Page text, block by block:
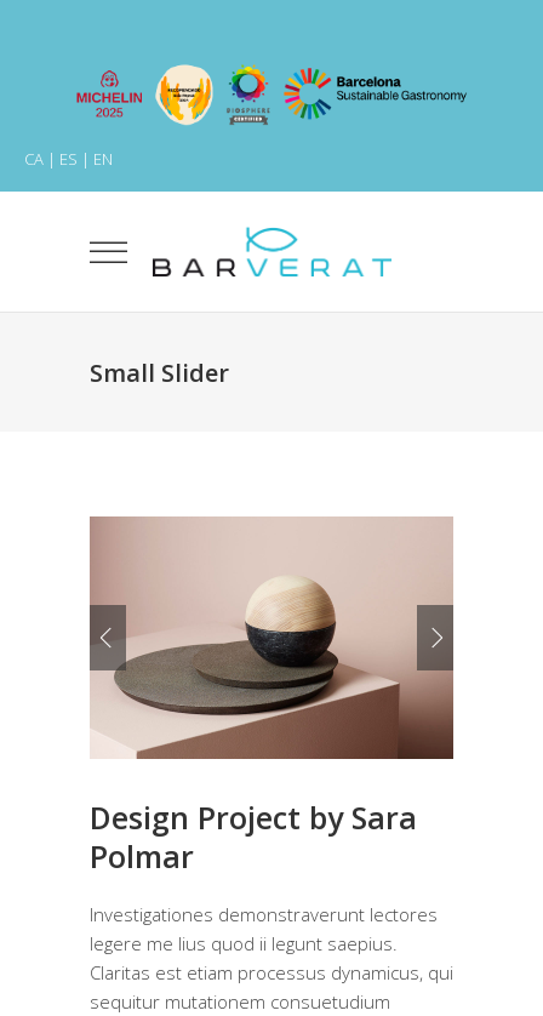
CA | ES | EN
Small Slider
Design Project by Sara
Polmar
Investigationes demonstraverunt lectores
legere me lius quod ii legunt saepius.
Claritas est etiam processus dynamicus, qui
sequitur mutationem consuetudium